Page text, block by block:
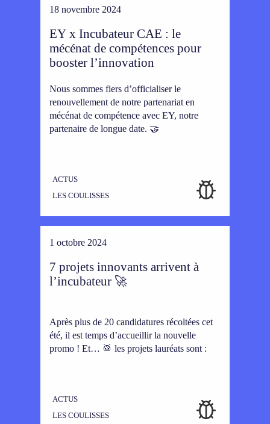
18 novembre 2024
EY x Incubateur CAE : le
mécénat de compétences pour
booster l’innovation
Nous sommes fiers d’officialiser le
renouvellement de notre partenariat en
mécénat de compétence avec EY, notre
partenaire de longue date. 🤝
ACTUS
LES COULISSES
1 octobre 2024
7 projets innovants arrivent à
l’incubateur 🚀
Après plus de 20 candidatures récoltées cet
été, il est temps d’accueillir la nouvelle
promo ! Et… 🥁 les projets lauréats sont :
ACTUS
LES COULISSES